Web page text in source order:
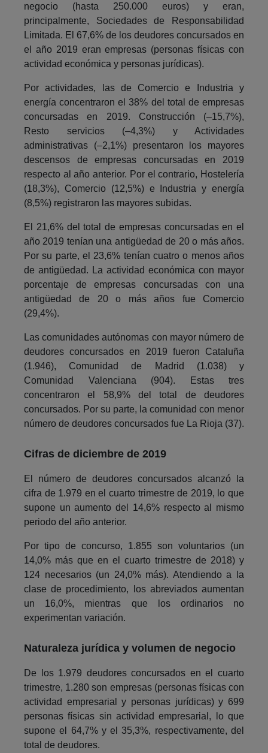
negocio (hasta 250.000 euros) y eran,
principalmente, Sociedades de Responsabilidad
Limitada. El 67,6% de los deudores concursados en
el año 2019 eran empresas (personas físicas con
actividad económica y personas jurídicas).
Por actividades, las de Comercio e Industria y
energía concentraron el 38% del total de empresas
concursadas en 2019. Construcción (–15,7%),
Resto servicios (–4,3%) y Actividades
administrativas (–2,1%) presentaron los mayores
descensos de empresas concursadas en 2019
respecto al año anterior. Por el contrario, Hostelería
(18,3%), Comercio (12,5%) e Industria y energía
(8,5%) registraron las mayores subidas.
El 21,6% del total de empresas concursadas en el
año 2019 tenían una antigüedad de 20 o más años.
Por su parte, el 23,6% tenían cuatro o menos años
de antigüedad. La actividad económica con mayor
porcentaje de empresas concursadas con una
antigüedad de 20 o más años fue Comercio
(29,4%).
Las comunidades autónomas con mayor número de
deudores concursados en 2019 fueron Cataluña
(1.946), Comunidad de Madrid (1.038) y
Comunidad Valenciana (904). Estas tres
concentraron el 58,9% del total de deudores
concursados. Por su parte, la comunidad con menor
número de deudores concursados fue La Rioja (37).
Cifras de diciembre de 2019
El número de deudores concursados alcanzó la
cifra de 1.979 en el cuarto trimestre de 2019, lo que
supone un aumento del 14,6% respecto al mismo
periodo del año anterior.
Por tipo de concurso, 1.855 son voluntarios (un
14,0% más que en el cuarto trimestre de 2018) y
124 necesarios (un 24,0% más). Atendiendo a la
clase de procedimiento, los abreviados aumentan
un 16,0%, mientras que los ordinarios no
experimentan variación.
Naturaleza jurídica y volumen de negocio
De los 1.979 deudores concursados en el cuarto
trimestre, 1.280 son empresas (personas físicas con
actividad empresarial y personas jurídicas) y 699
personas físicas sin actividad empresarial, lo que
supone el 64,7% y el 35,3%, respectivamente, del
total de deudores.